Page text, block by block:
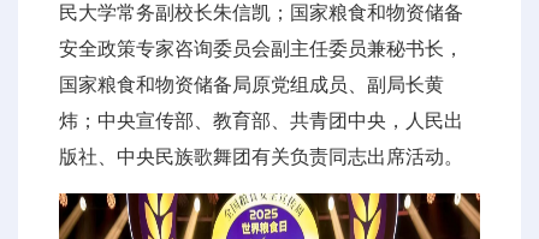
民大学常务副校长朱信凯；国家粮食和物资储备
安全政策专家咨询委员会副主任委员兼秘书长，
国家粮食和物资储备局原党组成员、副局长黄
炜；中央宣传部、教育部、共青团中央，人民出
版社、中央民族歌舞团有关负责同志出席活动。